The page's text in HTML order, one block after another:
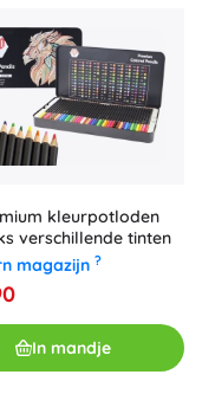
kleurpotloden
verschillende tinten
magazijn ?
In mandje